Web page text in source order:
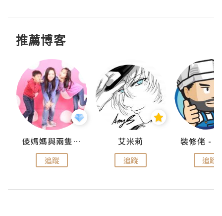
推薦博客
儍媽媽與兩隻小魔怪之家
追蹤
艾米莉
追蹤 追蹤